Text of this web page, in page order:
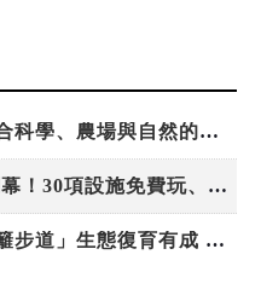
嘉義鹿草夏日探索趣！結合科學、農場與自然的親子小旅行
高雄最大親子遊樂園8/8開幕！30項設施免費玩、YOYO家族嗨翻暑假
虎頭埤森林秘境！「枯樹籬步道」生態復育有成 走進大自然生命教室